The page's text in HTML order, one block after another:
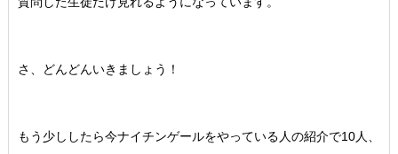
さ、どんどんいきましょう！
もう少ししたら今ナイチンゲールをやっている人の紹介で10人、